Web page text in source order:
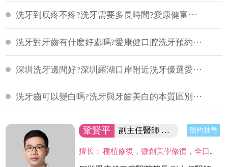
洗牙到底疼不疼?洗牙需要多長時間?愛康健富···
洗牙對牙齒有什麽好處嗎?愛康健口腔洗牙預約···
深圳洗牙邊間好?深圳羅湖口岸附近洗牙優選愛···
洗牙齒可以變白嗎?洗牙與牙齒美白的本質區別···
鞏賢平 副主任醫師 醫院院長/碩士 预约挂号
擅长： 種植修復，微創美學修復，全口咬合重建等；熟練應用口腔顯微鏡並在顯微放大設備下進行種植手術、牙周美學手術及各類修復操作。熟練處理牙周病及牙體缺失、四環素、氟斑牙的全口美學修復工作，對於顯微治療有深入研究，具有豐富的口腔全科診療經驗。